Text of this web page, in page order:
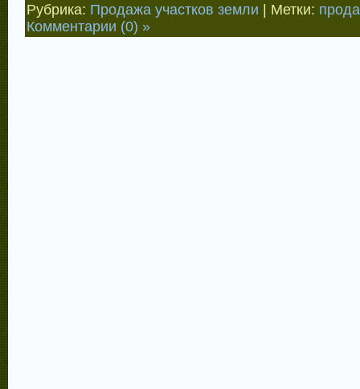
Рубрика: Продажа участков земли | Метки:
Комментарии (0) »